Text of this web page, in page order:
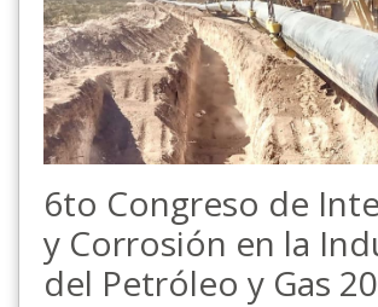
6to Congreso de
y Corrosión en la
del Petróleo y Gas